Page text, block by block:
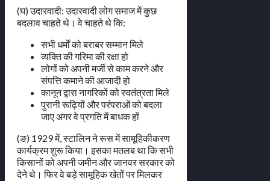
(घ) उदारवादी: उदारवादी लोग समाज में कुछ
बदलाव चाहते थे। वे चाहते थे कि:
सभी धर्मों को बराबर सम्मान मिले
व्यक्ति की गरिमा की रक्षा हो
लोगों को अपनी मर्जी से काम करने और
संपत्ति कमाने की आजादी हो
कानून द्वारा नागरिकों को स्वतंत्रता मिले
पुरानी रूढ़ियों और परंपराओं को बदला
जाए अगर वे प्रगति में बाधक हों
(ङ) 1929 में, स्टालिन ने रूस में सामूहिकीकरण
कार्यक्रम शुरू किया। इसका मतलब था कि सभी
किसानों को अपनी जमीन और जानवर सरकार को
देने थे। फिर वे बड़े सामूहिक खेतों पर मिलकर